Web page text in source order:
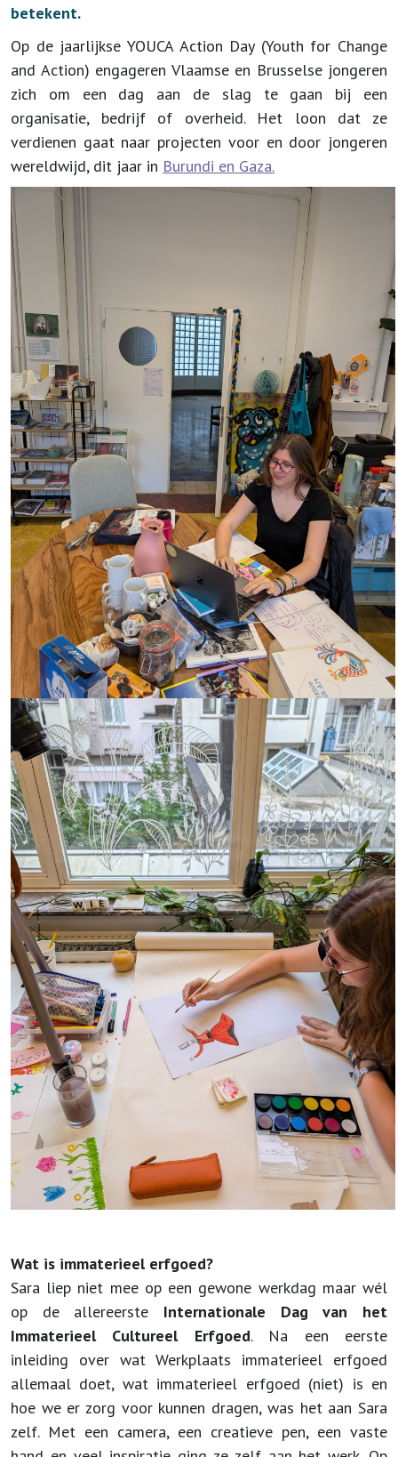
betekent.
Op de jaarlijkse YOUCA Action Day (Youth for Change
and Action) engageren Vlaamse en Brusselse jongeren
zich om een dag aan de slag te gaan bij een
organisatie, bedrijf of overheid. Het loon dat ze
verdienen gaat naar projecten voor en door jongeren
wereldwijd, dit jaar in Burundi en Gaza.
Wat is immaterieel erfgoed?
Sara liep niet mee op een gewone werkdag maar wél
op de allereerste Internationale Dag van het
Immaterieel Cultureel Erfgoed. Na een eerste
inleiding over wat Werkplaats immaterieel erfgoed
allemaal doet, wat immaterieel erfgoed (niet) is en
hoe we er zorg voor kunnen dragen, was het aan Sara
zelf. Met een camera, een creatieve pen, een vaste